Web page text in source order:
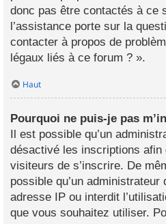
donc pas être contactés à ce
l’assistance porte sur la
contacter à propos de
légaux liés à ce forum ? ».
Haut
Pourquoi ne puis-je pas
Il est possible qu’un
désactivé les inscriptions afin
visiteurs de s’inscrire. De
possible qu’un
adresse IP ou interdit
que vous souhaitez utiliser.